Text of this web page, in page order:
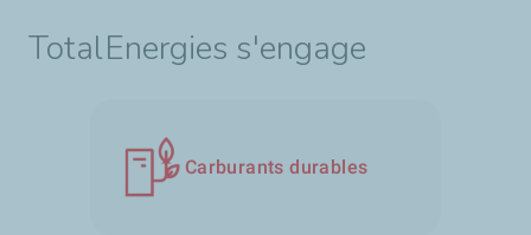
TotalEnergies s'engage
Carburants durables